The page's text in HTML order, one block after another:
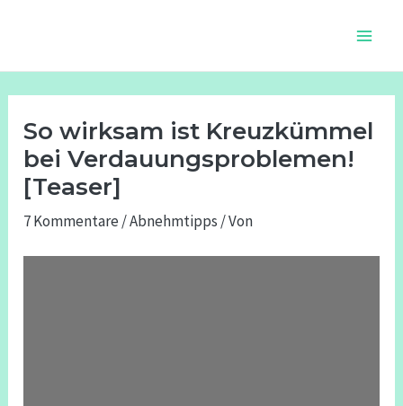
So wirksam ist Kreuzkümmel
bei Verdauungsproblemen!
[Teaser]
7 Kommentare /Abnehmtipps / Von